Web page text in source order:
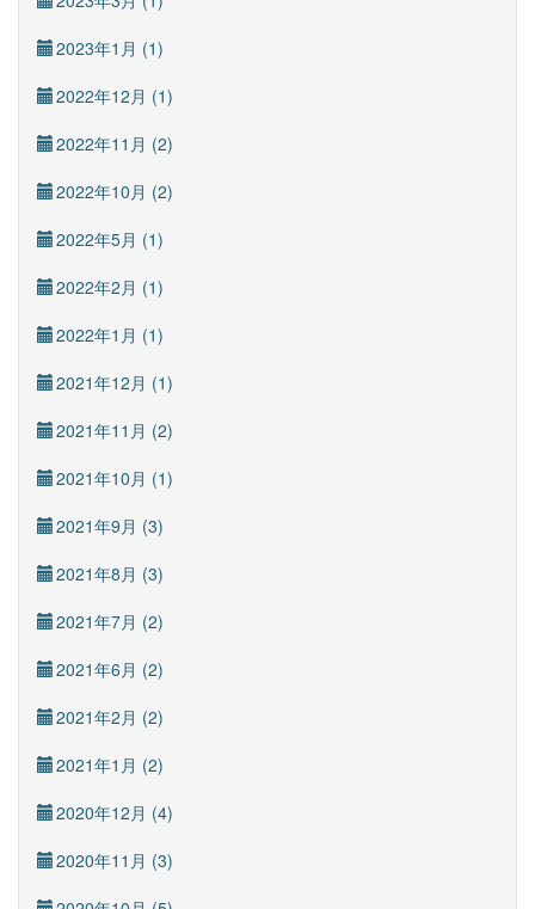
2023年1月 (1)
2022年12月 (1)
2022年11月 (2)
2022年10月 (2)
2022年5月 (1)
2022年2月 (1)
2022年1月 (1)
2021年12月 (1)
2021年11月 (2)
2021年10月 (1)
2021年9月 (3)
2021年8月 (3)
2021年7月 (2)
2021年6月 (2)
2021年2月 (2)
2021年1月 (2)
2020年12月 (4)
2020年11月 (3)